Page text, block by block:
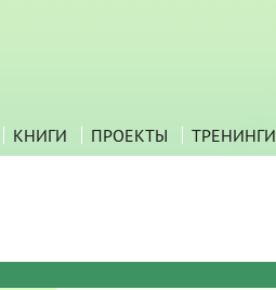
КНИГИ ПРОЕКТЫ ТРЕНИНГИ